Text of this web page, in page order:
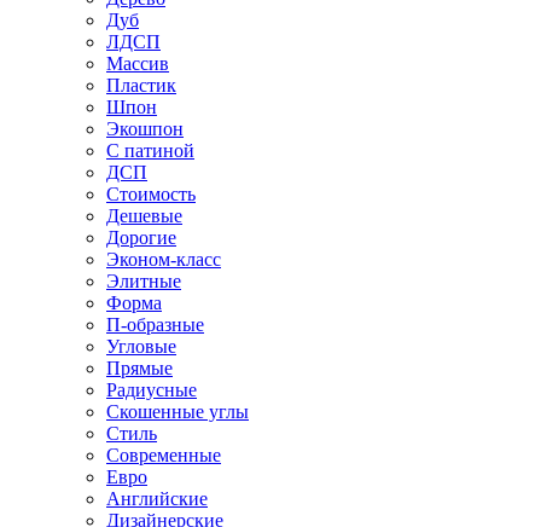
Дуб
ЛДСП
Массив
Пластик
Шпон
Экошпон
С патиной
ДСП
Стоимость
Дешевые
Дорогие
Эконом-класс
Элитные
Форма
П-образные
Угловые
Прямые
Радиусные
Скошенные углы
Стиль
Современные
Евро
Английские
Дизайнерские